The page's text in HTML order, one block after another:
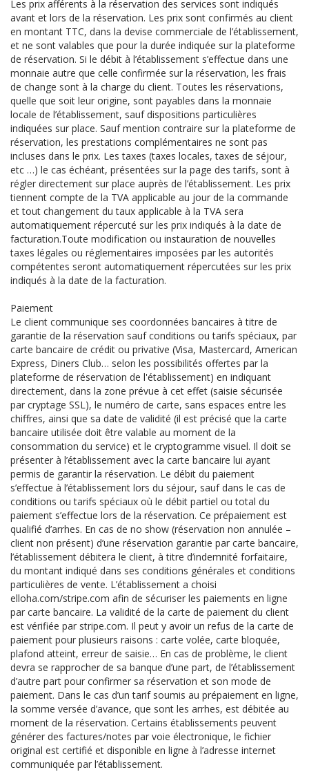
Les prix afférents à la réservation des services sont indiqués
avant et lors de la réservation. Les prix sont confirmés au client
en montant TTC, dans la devise commerciale de l’établissement,
et ne sont valables que pour la durée indiquée sur la plateforme
de réservation. Si le débit à l’établissement s’effectue dans une
monnaie autre que celle confirmée sur la réservation, les frais
de change sont à la charge du client. Toutes les réservations,
quelle que soit leur origine, sont payables dans la monnaie
locale de l’établissement, sauf dispositions particulières
indiquées sur place. Sauf mention contraire sur la plateforme de
réservation, les prestations complémentaires ne sont pas
incluses dans le prix. Les taxes (taxes locales, taxes de séjour,
etc …) le cas échéant, présentées sur la page des tarifs, sont à
régler directement sur place auprès de l’établissement. Les prix
tiennent compte de la TVA applicable au jour de la commande
et tout changement du taux applicable à la TVA sera
automatiquement répercuté sur les prix indiqués à la date de
facturation.Toute modification ou instauration de nouvelles
taxes légales ou réglementaires imposées par les autorités
compétentes seront automatiquement répercutées sur les prix
indiqués à la date de la facturation.
Paiement
Le client communique ses coordonnées bancaires à titre de
garantie de la réservation sauf conditions ou tarifs spéciaux, par
carte bancaire de crédit ou privative (Visa, Mastercard, American
Express, Diners Club… selon les possibilités offertes par la
plateforme de réservation de l'établissement) en indiquant
directement, dans la zone prévue à cet effet (saisie sécurisée
par cryptage SSL), le numéro de carte, sans espaces entre les
chiffres, ainsi que sa date de validité (il est précisé que la carte
bancaire utilisée doit être valable au moment de la
consommation du service) et le cryptogramme visuel. Il doit se
présenter à l’établissement avec la carte bancaire lui ayant
permis de garantir la réservation. Le débit du paiement
s’effectue à l’établissement lors du séjour, sauf dans le cas de
conditions ou tarifs spéciaux où le débit partiel ou total du
paiement s’effectue lors de la réservation. Ce prépaiement est
qualifié d’arrhes. En cas de no show (réservation non annulée –
client non présent) d’une réservation garantie par carte bancaire,
l’établissement débitera le client, à titre d’indemnité forfaitaire,
du montant indiqué dans ses conditions générales et conditions
particulières de vente. L’établissement a choisi
elloha.com/stripe.com afin de sécuriser les paiements en ligne
par carte bancaire. La validité de la carte de paiement du client
est vérifiée par stripe.com. Il peut y avoir un refus de la carte de
paiement pour plusieurs raisons : carte volée, carte bloquée,
plafond atteint, erreur de saisie… En cas de problème, le client
devra se rapprocher de sa banque d’une part, de l’établissement
d’autre part pour confirmer sa réservation et son mode de
paiement. Dans le cas d’un tarif soumis au prépaiement en ligne,
la somme versée d’avance, que sont les arrhes, est débitée au
moment de la réservation. Certains établissements peuvent
générer des factures/notes par voie électronique, le fichier
original est certifié et disponible en ligne à l’adresse internet
communiquée par l’établissement.